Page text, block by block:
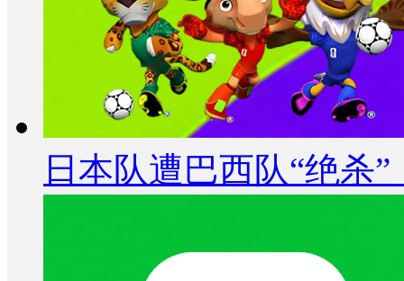
日本队遭巴西队“绝杀